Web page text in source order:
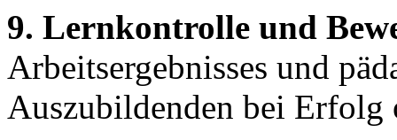
9. Lernkontrolle und
Arbeitsergebnisses und
Auszubildenden bei Erfolg